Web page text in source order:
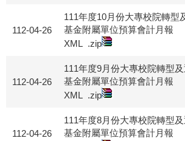
112-04-26
111年度10月份大專校院轉型
基金附屬單位預算會計月報
XML .zip
112-04-26
111年度9月份大專校院轉型
基金附屬單位預算會計月報
XML .zip
112-04-26
111年度8月份大專校院轉型
基金附屬單位預算會計月報